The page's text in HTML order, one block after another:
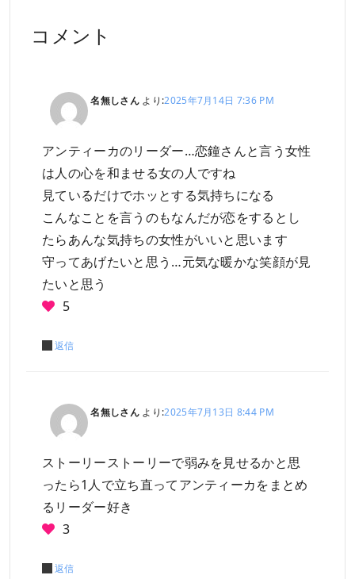
コメント
名無しさん より:2025年7月14日 7:36 PM
アンティーカのリーダー…恋鐘さんと言う女性
は人の心を和ませる女の人ですね
見ているだけでホッとする気持ちになる
こんなことを言うのもなんだが恋をするとし
たらあんな気持ちの女性がいいと思います
守ってあげたいと思う…元気な暖かな笑顔が見
たいと思う
5
返信
名無しさん より:2025年7月13日 8:44 PM
ストーリーストーリーで弱みを見せるかと思
ったら1人で立ち直ってアンティーカをまとめ
るリーダー好き
3
返信